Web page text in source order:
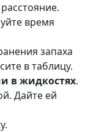
время
запаха
в таблицу.
в жидкостях.
Дайте ей